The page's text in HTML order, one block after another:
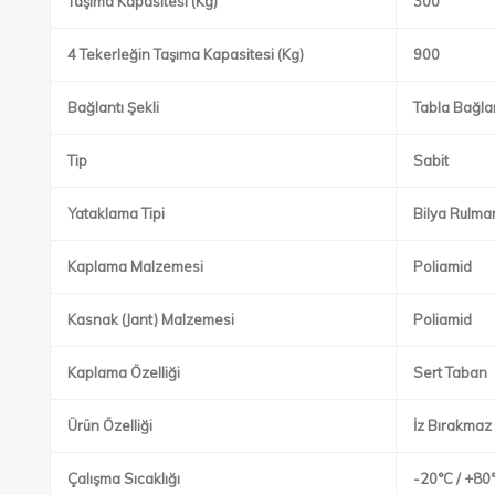
4 Tekerleğin Taşıma Kapasitesi (Kg) 900
Bağlantı Şekli Tabla
Tip Sabit
Yataklama Tipi Bilya
Kaplama Malzemesi Poliamid
Kasnak (Jant) Malzemesi Poliamid
Kaplama Özelliği Sert Taban
Ürün Özelliği İz Bırakmaz
Çalışma Sıcaklığı -20°C /